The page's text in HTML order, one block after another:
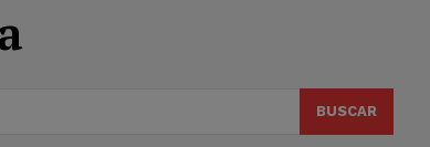
BUSCAR